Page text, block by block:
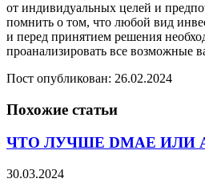
от индивидуальных целей и
помнить о том, что любой вид
и перед принятием решения
проанализировать все возможные
Пост опубликован: 26.02.2024
Похожие статьи
ЧТО ЛУЧШЕ DMAE ИЛИ
30.03.2024